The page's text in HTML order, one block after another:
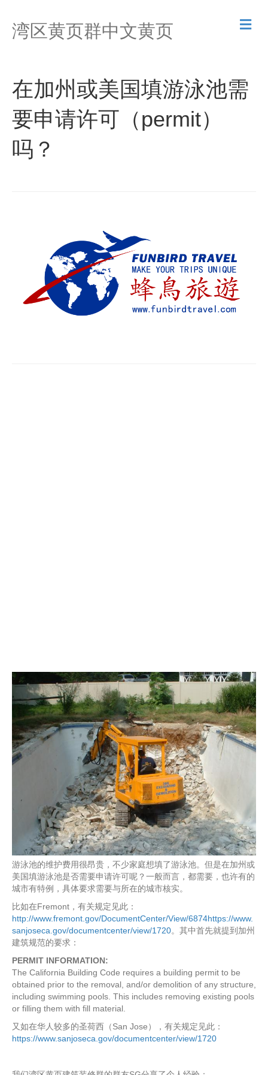
湾区黄页群中文黄页 M
e
在加州或美国填游泳池需
要申请许可（permit）
吗？
游泳池的维护费用很昂贵，不少家庭想填了游泳池。但是在加州或
美国填游泳池是否需要申请许可呢？一般而言，都需要，也许有的
城市有特例，具体要求需要与所在的城市核实。
比如在Fremont，有关规定见此：
http://www.fremont.gov/DocumentCenter/View/6874https://www.
sanjoseca.gov/documentcenter/view/1720。其中首先就提到加州
建筑规范的要求：
PERMIT INFORMATION:
The California Building Code requires a building permit to be
obtained prior to the removal, and/or demolition of any structure,
including swimming pools. This includes removing existing pools
or filling them with fill material.
又如在华人较多的圣荷西（San Jose），有关规定见此：
https://www.sanjoseca.gov/documentcenter/view/1720